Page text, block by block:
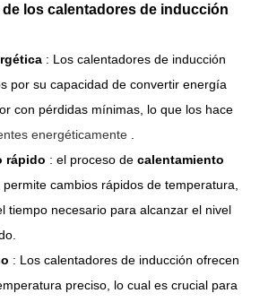
los calentadores de inducción
: Los calentadores de inducción
por su capacidad de convertir energía
con pérdidas mínimas, lo que los hace
energéticamente .
rápido : el proceso decalentamiento
permite cambios rápidos de temperatura,
tiempo necesario para alcanzar el nivel
: Los calentadores de inducción ofrecen
preciso, lo cual es crucial para